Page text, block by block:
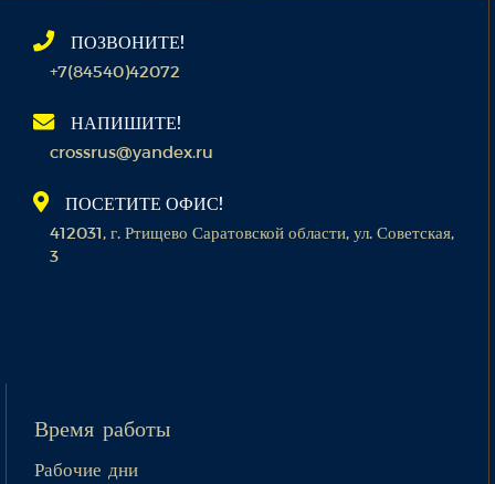
ПОЗВОНИТЕ!
+7(84540)42072
НАПИШИТЕ!
crossrus@yandex.ru
ПОСЕТИТЕ ОФИС!
412031, г. Ртищево Саратовской области, ул. Советская,
3
Время работы
Рабочие дни